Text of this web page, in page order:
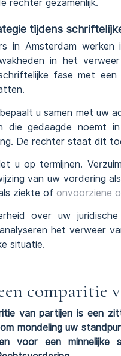
rechter gezamenlijk.
tijdens
in Amsterdam
in het
fase met een
u samen met uw
die gedaagde noemt
De rechter staat dit
u op termijnen.
van uw vordering
ziekte of onvoorziene
over uw
het verweer
situatie.
comparitie
van partijen is een
mondeling uw
voor een